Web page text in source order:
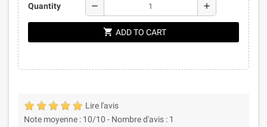
Quantity remove add
shopping_cart ADD TO CART
Lire l'avis
Note moyenne : 10/10 - Nombre d'avis : 1